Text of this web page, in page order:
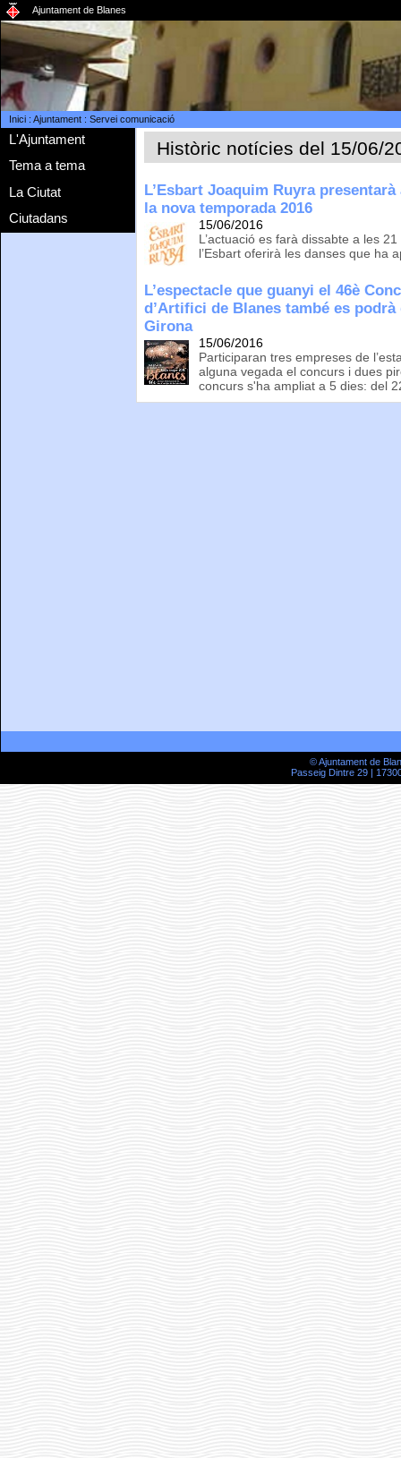
Ajuntament de Blanes
Inici: Ajuntament: Servei comunicació
L'Ajuntament
Tema a tema
La Ciutat
Ciutadans
Històric notícies del 15/06/
L’Esbart Joaquim Ruyra
la nova temporada 2016
15/06/2016
L’actuació es farà dissabte a les
l’Esbart oferirà les danses que ha
L’espectacle que guanyi el 46è
d’Artifici de Blanes també es
Girona
15/06/2016
Participaran tres empreses de
alguna vegada el concurs i dues
concurs s'ha ampliat a 5 dies: del
© Ajuntament de
Passeig Dintre 29 |